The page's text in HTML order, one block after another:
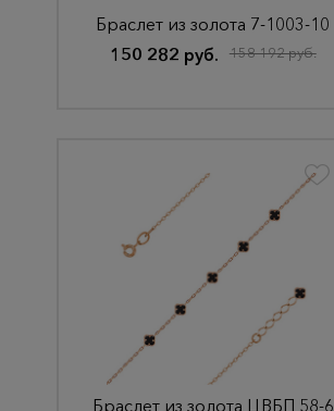
Браслет из золота 7-1003-10
150 282 руб.
158 192 руб.
Браслет из золота ЦВБП 58-6